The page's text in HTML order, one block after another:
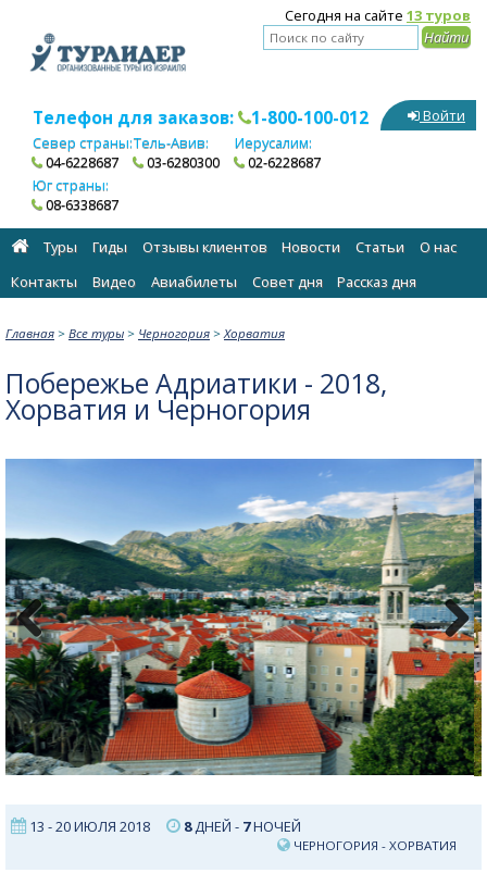
Сегодня на сайте 13 туров
Телефон для заказов: 1-800-100-012
Север страны:
04-6228687
Тель-Авив:
03-6280300
Иерусалим:
02-6228687
Юг страны:
08-6338687
Войти
Туры Гиды Отзывы клиентов Новости Статьи
О нас
Контакты
Видео Авиабилеты Cовет дня Рассказ дня
Главная > Все туры > Черногория > Хорватия
Побережье Адриатики - 2018,
Хорватия и Черногория
Previous Next
13 - 20 ИЮЛЯ 2018 8ДНЕЙ - 7НОЧЕЙ
ЧЕРНОГОРИЯ -ХОРВАТИЯ